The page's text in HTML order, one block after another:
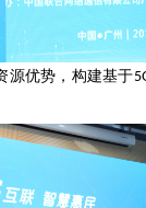
优势，构建基于